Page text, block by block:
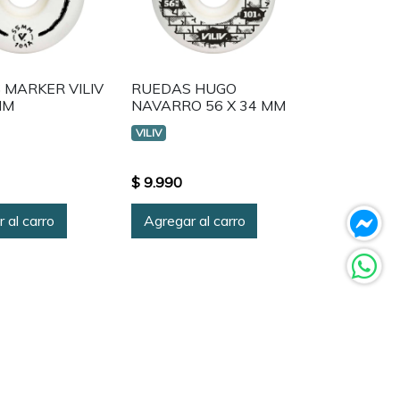
MARKER VILIV
al carro
RUEDAS HUGO
NAVARRO 56 X 34 MM
VILIV
$ 9.990
Agregar al carro